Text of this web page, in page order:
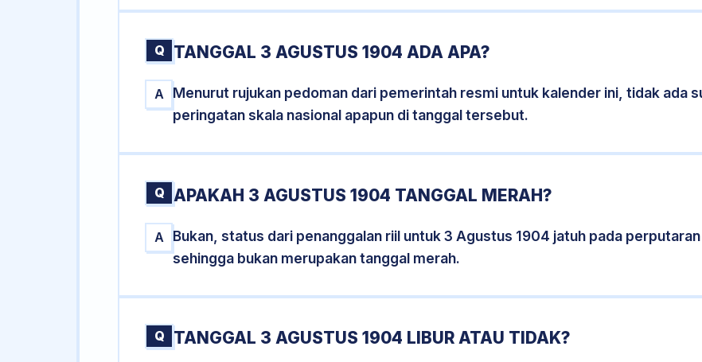
Q TANGGAL 3 AGUSTUS 1904 ADA APA?
A
Menurut rujukan pedoman dari pemerintah resmi untuk kalender ini, tidak ada
peringatan skala nasional apapun di tanggal tersebut.
Q APAKAH 3 AGUSTUS 1904 TANGGAL MERAH?
A
Bukan, status dari penanggalan riil untuk 3 Agustus 1904 jatuh pada
sehingga bukan merupakan tanggal merah.
Q TANGGAL 3 AGUSTUS 1904 LIBUR ATAU TIDAK?